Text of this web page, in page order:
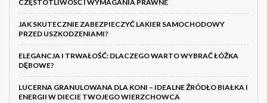
CZĘSTOTLIWOŚĆ I WYMAGANIA PRAWNE
JAK SKUTECZNIE ZABEZPIECZYĆ LAKIER SAMOCHODOWY
PRZED USZKODZENIAMI?
ELEGANCJA I TRWAŁOŚĆ: DLACZEGO WARTO WYBRAĆ ŁÓŻKA
DĘBOWE?
LUCERNA GRANULOWANA DLA KONI – IDEALNE ŹRÓDŁO BIAŁKA I
ENERGII W DIECIE TWOJEGO WIERZCHOWCA